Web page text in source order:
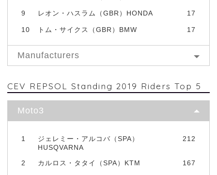
9 レオン・ハスラム（GBR）HONDA 17
10 トム・サイクス（GBR）BMW 17
Manufacturers
CEV REPSOL Standing 2019 Riders Top 5
Moto3
1
ジェレミー・アルコバ（SPA）
HUSQVARNA
212
2 カルロス・タタイ（SPA）KTM 167